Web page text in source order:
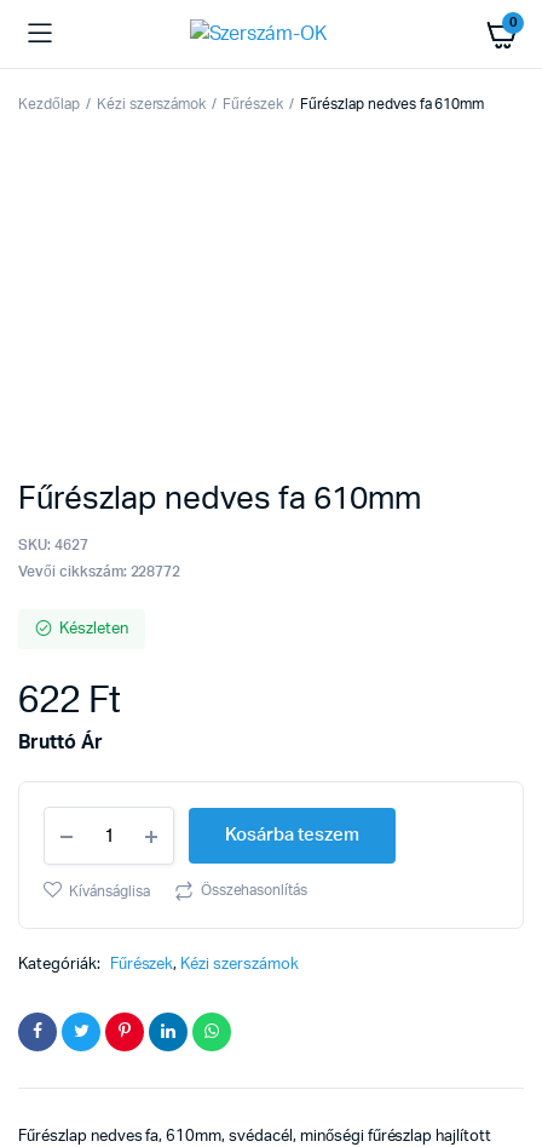
0
Kezdőlap Kézi szerszámok Fűrészek Fűrészlap nedves fa 610mm
Fűrészlap nedves fa 610mm
SKU: 4627
Vevői cikkszám: 228772
Készleten
622 Ft
Bruttó Ár
nedves
fa
610mm
Kosárba teszem
Kívánságlisa Összehasonlítás
Kategóriák: Fűrészek, Kézi szerszámok
Fűrészlap nedves fa, 610mm, svédacél, minőségi fűrészlap hajlított